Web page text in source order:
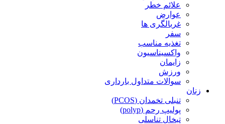
علائم خطر
عوارض
غربالگری ها
سفر
تغذیه مناسب
واکسیناسیون
زایمان
ورزش
سوالات متداول بارداری
زنان
تنبلی تخمدان (PCOS)
پولیپ رحم (polyp)
تبخال تناسلی